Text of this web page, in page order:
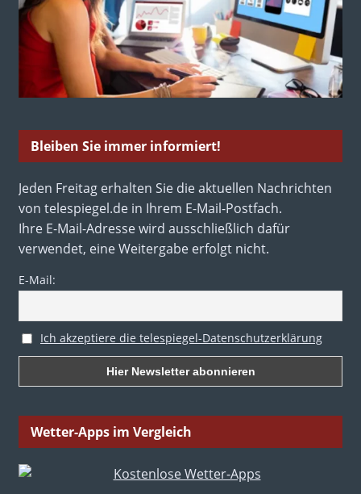
Bleiben Sie immer informiert!
Jeden Freitag erhalten Sie die aktuellen Nachrichten
von telespiegel.de in Ihrem E-Mail-Postfach.
Ihre E-Mail-Adresse wird ausschließlich dafür
verwendet, eine Weitergabe erfolgt nicht.
E-Mail:
Ich akzeptiere die telespiegel-Datenschutzerklärung
Wetter-Apps im Vergleich